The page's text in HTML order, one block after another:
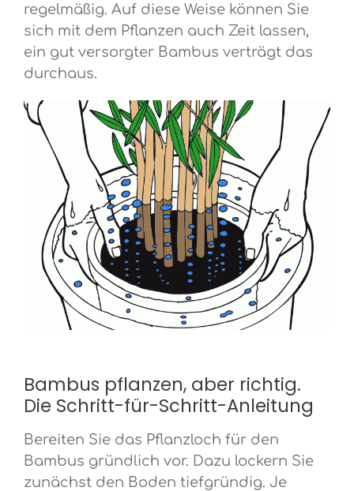
regelmäßig. Auf diese Weise können Sie
sich mit dem Pflanzen auch Zeit lassen,
ein gut versorgter Bambus verträgt das
durchaus.
Bambus pflanzen, aber richtig.
Die Schritt-für-Schritt-Anleitung
Bereiten Sie das Pflanzloch für den
Bambus gründlich vor. Dazu lockern Sie
zunächst den Boden tiefgründig. Je